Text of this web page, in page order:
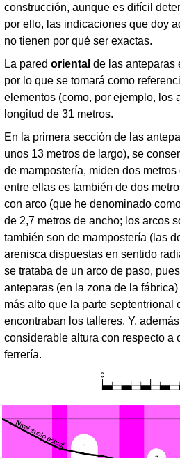
construcción, aunque es difícil
por ello, las indicaciones que doy
no tienen por qué ser exactas.
La pared oriental de las anteparas
por lo que se tomará como
elementos (como, por ejemplo, los
longitud de 31 metros.
En la primera sección de las
unos 13 metros de largo), se
de mampostería, miden dos
entre ellas es también de dos
con arco (que he denominado
de 2,7 metros de ancho; los arcos
también son de mampostería (las
arenisca dispuestas en sentido
se trataba de un arco de paso,
anteparas (en la zona de la
más alto que la parte septentrional
encontraban los talleres. Y,
considerable altura con respecto a
ferrería.